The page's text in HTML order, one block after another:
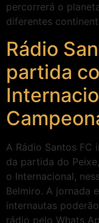
percorrerá o
diferentes
Rádio
partida
A Rádio Santos
da partida do
o Internacional,
Belmiro. A jornada
internautas
rádio pelo Whats